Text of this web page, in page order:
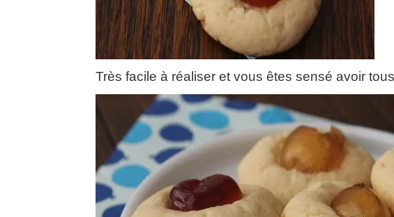
Très facile à réaliser et vous êtes sensé avoir